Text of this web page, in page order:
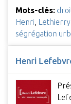
Mots-clés:
Henri, Lethierry
ségrégation
Henri